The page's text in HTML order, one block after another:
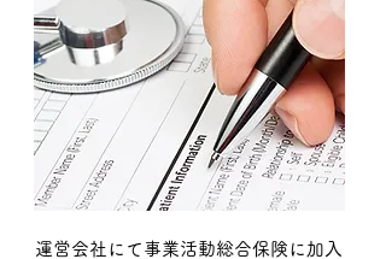
運営会社にて事業活動総合保険に加入